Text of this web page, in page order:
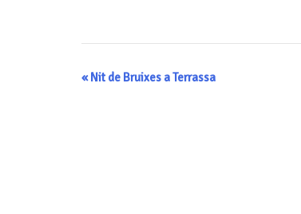
Navegació
«Nit de Bruixes a Terrassa